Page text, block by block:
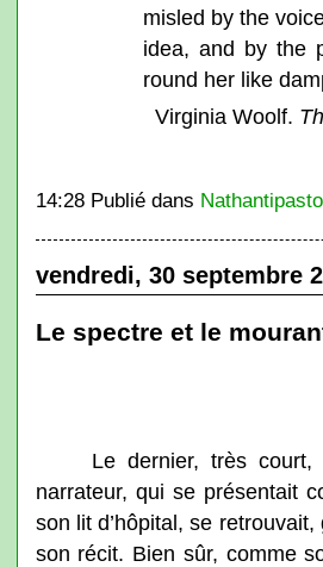
misled by the
idea, and by the
round her like
Virginia Woolf.
14:28 Publié dans
vendredi, 30 septembre
Le spectre et le
Le dernier, très court,
narrateur, qui se présentait
son lit d’hôpital, se
son récit. Bien sûr, comme